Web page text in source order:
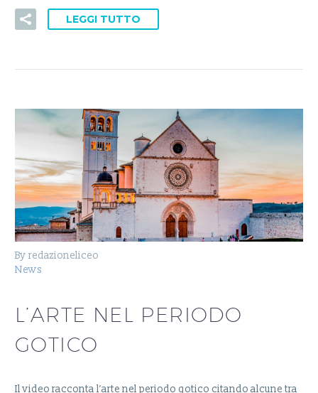
LEGGI TUTTO
By redazioneliceo
News
L’ARTE NEL PERIODO
GOTICO
Il video racconta l’arte nel periodo gotico citando alcune tra